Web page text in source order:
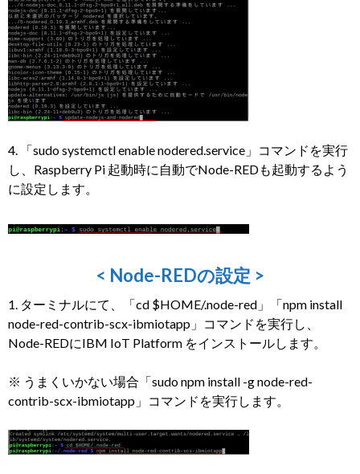
4. 「sudo systemctl enable nodered.service」コマンドを実行
し、Raspberry Pi 起動時に自動でNode-REDも起動するよう
に設定します。
< Node-REDの設定 >
1. ターミナルにて、「cd $HOME/.node-red」「npm install
node-red-contrib-scx-ibmiotapp」コマンドを実行し、
Node-REDにIBM IoT Platform をインストールします。
※ うまくいかない場合「sudo npm install -g node-red-
contrib-scx-ibmiotapp」コマンドを実行します。